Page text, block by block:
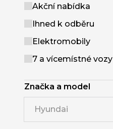
Akční nabídka
Ihned k odběru
Elektromobily
7 a vícemístné vozy
Značka a model
Hyundai